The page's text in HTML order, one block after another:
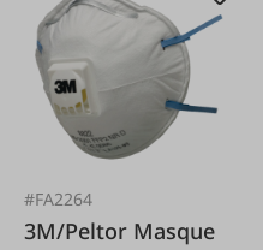
#FA2264
3M/Peltor Masque